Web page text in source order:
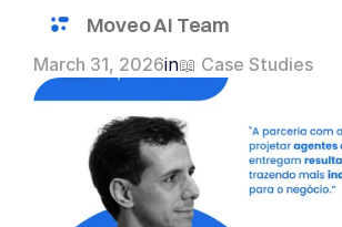
Moveo AI Team
March 31, 2026in📖 Case Studies